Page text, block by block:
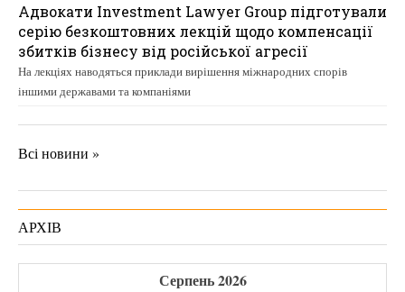
Адвокати Investment Lawyer Group підготували
серію безкоштовних лекцій щодо компенсації
збитків бізнесу від російської агресії
На лекціях наводяться приклади вирішення міжнародних спорів
іншими державами та компаніями
Всі новини »
АРХІВ
Серпень 2026